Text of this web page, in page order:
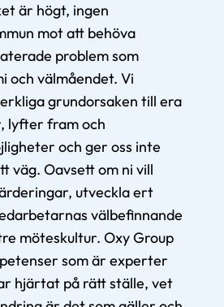
är högt, ingen
mot att behöva
problem som
och välmåendet. Vi
grundorsaken till era
lyfter fram och
och ger oss inte
väg. Oavsett om ni vill
utveckla ert
välbefinnande
möteskultur. Oxy Group
som är experter
hjärtat på rätt ställe, vet